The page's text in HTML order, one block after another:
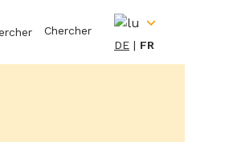
Chercher
DE
FR